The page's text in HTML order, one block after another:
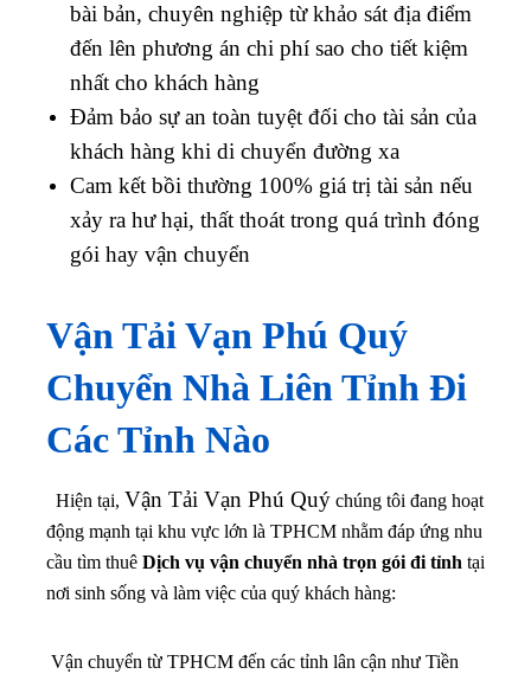
bài bản, chuyên nghiệp từ khảo sát địa điểm
đến lên phương án chi phí sao cho tiết kiệm
nhất cho khách hàng
Đảm bảo sự an toàn tuyệt đối cho tài sản của
khách hàng khi di chuyển đường xa
Cam kết bồi thường 100% giá trị tài sản nếu
xảy ra hư hại, thất thoát trong quá trình đóng
gói hay vận chuyển
Vận Tải Vạn Phú Quý
Chuyển Nhà Liên Tỉnh Đi
Các Tỉnh Nào
Hiện tại, Vận Tải Vạn Phú Quý chúng tôi đang hoạt
động mạnh tại khu vực lớn là TPHCM nhằm đáp ứng nhu
cầu tìm thuê Dịch vụ vận chuyển nhà trọn gói đi tỉnh tại
nơi sinh sống và làm việc của quý khách hàng:
Vận chuyển từ TPHCM đến các tỉnh lân cận như Tiền